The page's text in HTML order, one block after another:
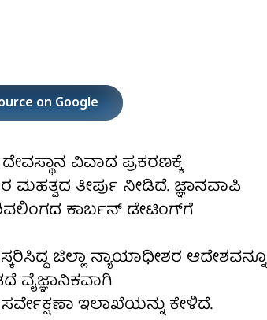
on Google
ವಿವಾದ ಪ್ರಕರಣಕ್ಕೆ
ತೀರ್ಪು ನೀಡಿದೆ. ಜ್ಞಾನವಾಪಿ
ಕಾರ್ಬನ್ ಡೇಟಿಂಗ್‌ಗೆ
ಜಿಲ್ಲಾ ನ್ಯಾಯಾಧೀಶರ ಆದೇಶವನ್ನೂ
ವೈಜ್ಞಾನಿಕವಾಗಿ
ಇಲಾಖೆಯನ್ನು ಕೇಳಿದೆ.